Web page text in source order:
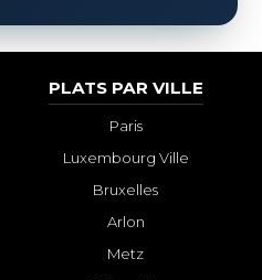
PLATS PAR VILLE
Paris
Luxembourg Ville
Bruxelles
Arlon
Metz